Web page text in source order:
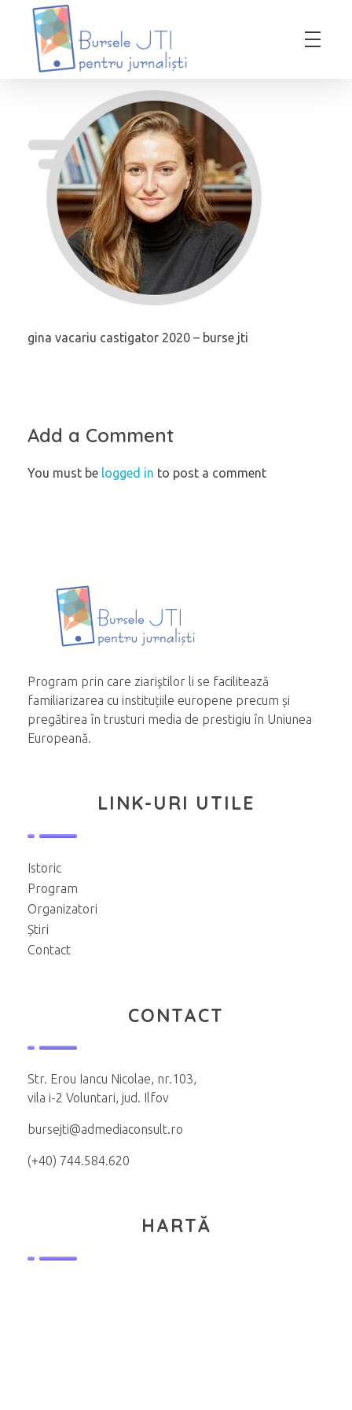
gina vacariu castigator 2020 – burse jti
Add a Comment
You must be logged in to post a comment
Program prin care ziariştilor li se facilitează
familiarizarea cu instituțiile europene precum și
pregătirea în trusturi media de prestigiu în Uniunea
Europeană.
LINK-URI UTILE
Istoric
Program
Organizatori
Știri
Contact
CONTACT
Str. Erou Iancu Nicolae, nr.103,
vila i-2 Voluntari, jud. Ilfov
bursejti@admediaconsult.ro
(+40) 744.584.620
HARTĂ